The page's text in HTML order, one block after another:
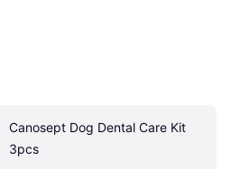
Canosept Dog Dental Care Kit
3pcs